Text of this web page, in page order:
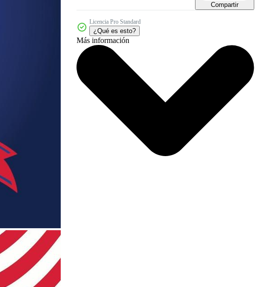
Compartir
Licencia Pro Standard
¿Qué es esto?
Más información